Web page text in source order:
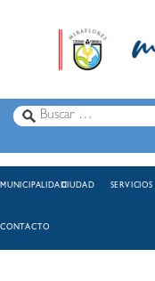
MUNICIPALIDADCIUDAD SERVICIOS
CONTACTO